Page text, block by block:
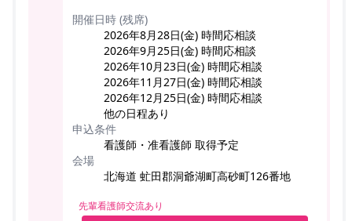
開催日時 (残席)
2026年8月28日(金) 時間応相談
2026年9月25日(金) 時間応相談
2026年10月23日(金) 時間応相談
2026年11月27日(金) 時間応相談
2026年12月25日(金) 時間応相談
他の日程あり
申込条件
看護師・准看護師 取得予定
会場
北海道 虻田郡洞爺湖町高砂町126番地
先輩看護師交流あり